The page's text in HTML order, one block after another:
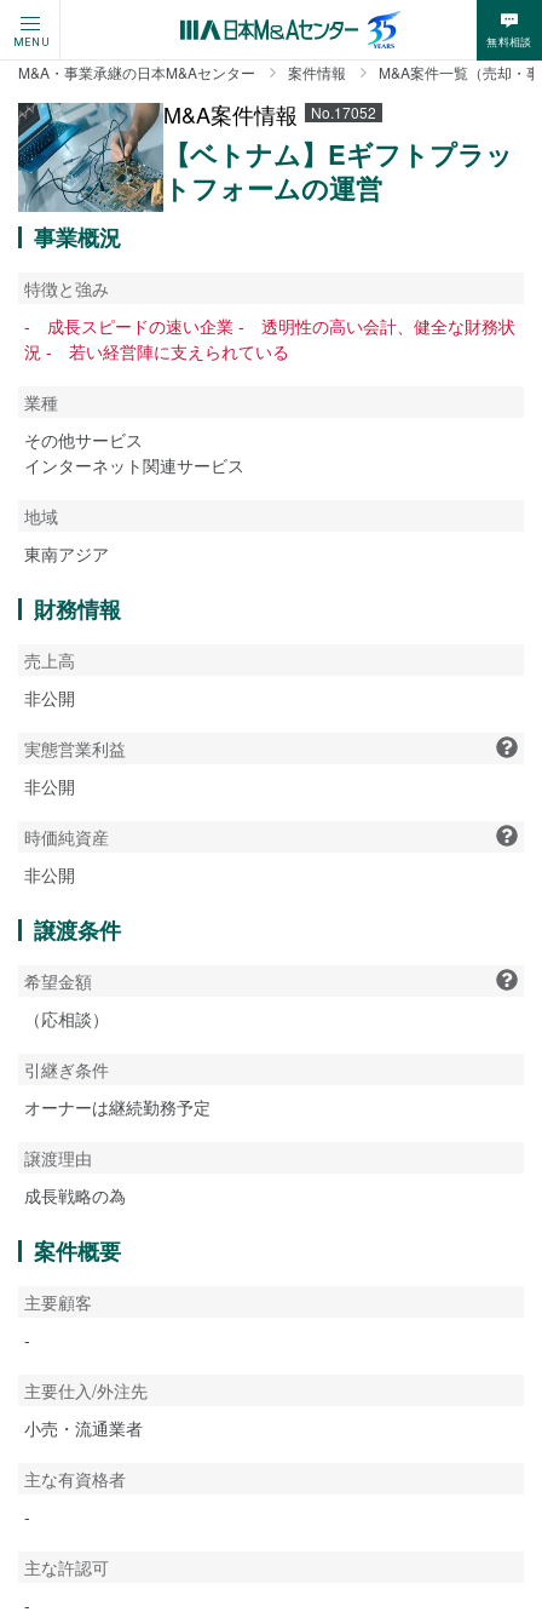
MENU 無料相談
M&A・事業承継の日本M&Aセンター 案件情報 M&A案件一覧（売却・
M&A案件情報 No.17052
【ベトナム】Eギフトプラッ
トフォームの運営
事業概況
特徴と強み
- 成長スピードの速い企業 - 透明性の高い会計、健全な財務状
況 - 若い経営陣に支えられている
業種
その他サービス
インターネット関連サービス
地域
東南アジア
財務情報
売上高
非公開
実態営業利益
非公開
時価純資産
非公開
譲渡条件
希望金額
（応相談）
引継ぎ条件
オーナーは継続勤務予定
譲渡理由
成長戦略の為
案件概要
主要顧客
-
主要仕入/外注先
小売・流通業者
主な有資格者
-
主な許認可
-